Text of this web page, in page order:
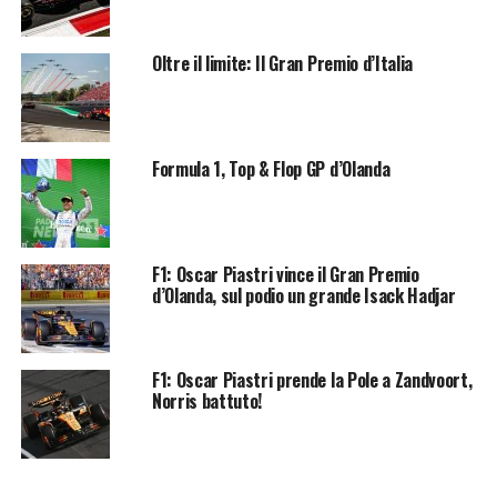
Oltre il limite: Il Gran Premio d’Italia
Formula 1, Top & Flop GP d’Olanda
F1: Oscar Piastri vince il Gran Premio
d’Olanda, sul podio un grande Isack Hadjar
F1: Oscar Piastri prende la Pole a Zandvoort,
Norris battuto!